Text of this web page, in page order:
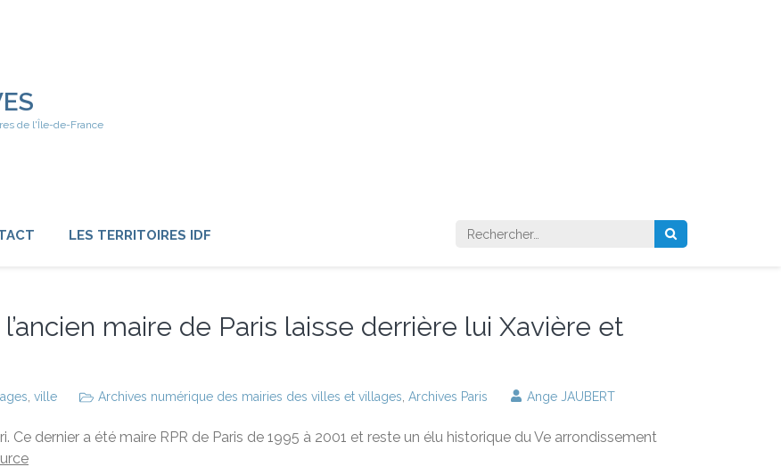
de l'Île-de-France
LES TERRITOIRES IDF Rechercher :
maire de Paris laisse derrière lui Xavière et
ville Archives numérique des mairies des villes et villages Archives Paris Ange JAUBERT
Ce dernier a été maire RPR de Paris de 1995 à 2001 et reste un élu historique du Ve arrondissement